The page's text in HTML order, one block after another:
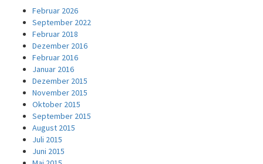
Februar 2026
September 2022
Februar 2018
Dezember 2016
Februar 2016
Januar 2016
Dezember 2015
November 2015
Oktober 2015
September 2015
August 2015
Juli 2015
Juni 2015